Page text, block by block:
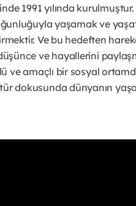
1991 yılında kurulmuştur.
yaşamak ve
Ve bu hedeften
ve hayallerini
ve amaçlı bir sosyal
dokusunda dünyanın